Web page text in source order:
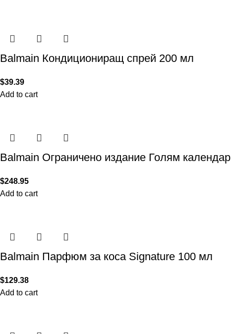
Balmain Кондициониращ спрей 200 мл
$39.39
Add to cart
Balmain Ограничено издание Голям
$248.95
Add to cart
Balmain Парфюм за коса Signature 100 мл
$129.38
Add to cart